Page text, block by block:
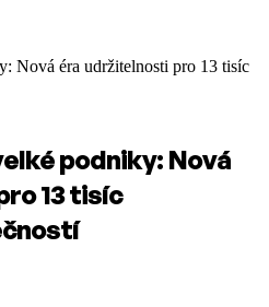
Nová éra udržitelnosti pro 13 tisíc
podniky: Nová
13 tisíc